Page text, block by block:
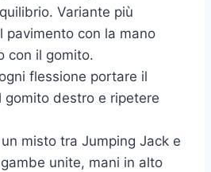
Variante più
pavimento con la mano
con il gomito.
flessione portare il
gomito destro e ripetere
misto tra Jumping Jack e
unite, mani in alto